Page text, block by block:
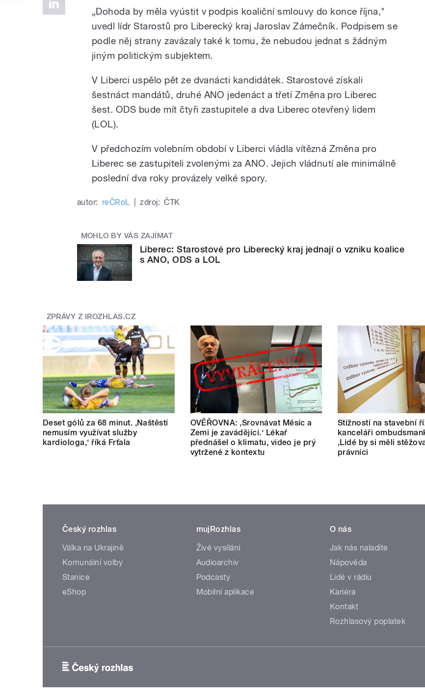
„Dohoda by měla vyústit v podpis koaliční smlouvy do konce října,"
uvedl lídr Starostů pro Liberecký kraj Jaroslav Zámečník. Podpisem se
podle něj strany zavázaly také k tomu, že nebudou jednat s žádným
jiným politickým subjektem.
V Liberci uspělo pět ze dvanácti kandidátek. Starostové získali
šestnáct mandátů, druhé ANO jedenáct a třetí Změna pro Liberec
šest. ODS bude mít čtyři zastupitele a dva Liberec otevřený lidem
(LOL).
V předchozím volebním období v Liberci vládla vítězná Změna pro
Liberec se zastupiteli zvolenými za ANO. Jejich vládnutí ale minimálně
poslední dva roky provázely velké spory.
autor: reČRoL zdroj: ČTK
MOHLO BY VÁS ZAJÍMAT
Liberec: Starostové pro Liberecký kraj jednají o vzniku koalice
s ANO, ODS a LOL
ZPRÁVY Z IROZHLAS.CZ
Deset gólů za 68 minut. ,Naštěstí
nemusím využívat služby
kardiologa,‘ říká Frťala
OVĚŘOVNA: ‚Srovnávat Měsíc a
Zemi je zavádějící.‘ Lékař
přednášel o klimatu, video je prý
vytržené z kontextu
Stížností na stavební
kanceláři
‚Lidé by si měli
právníci
Český rozhlas
Válka na Ukrajině
Komunální volby
Stanice
eShop
mujRozhlas
Živé vysílání
Audioarchiv
Podcasty
Mobilní aplikace
O nás
Jak nás naladíte
Nápověda
Lidé v rádiu
Kariéra
Kontakt
Rozhlasový poplatek